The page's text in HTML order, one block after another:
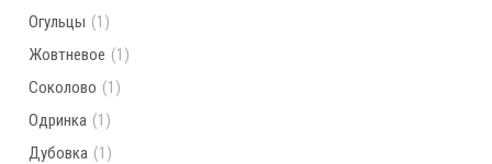
Огульцы (1)
Жовтневое (1)
Соколово (1)
Одринка (1)
Дубовка (1)